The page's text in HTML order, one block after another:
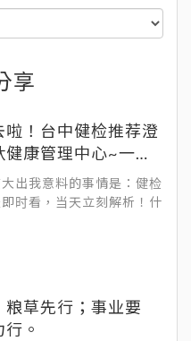
享
啦！台中健检推荐澄
健康管理中心~一日
出我意料的事情是：健检
时看，当天立刻解析！什
？ ！
粮草先行；事业要
。